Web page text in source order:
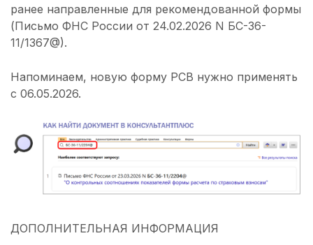
ранее направленные для рекомендованной формы
(Письмо ФНС России от 24.02.2026 N БС-36-
11/1367@).
Напоминаем, новую форму РСВ нужно применять
с 06.05.2026.
ДОПОЛНИТЕЛЬНАЯ ИНФОРМАЦИЯ